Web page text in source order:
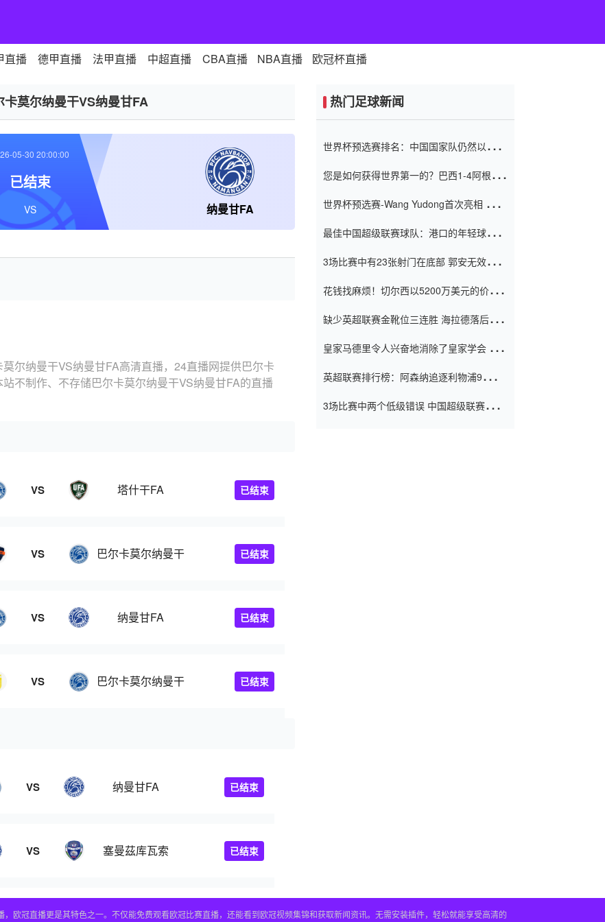
直播 德甲直播 法甲直播 中超直播 CBA直播 NBA直播 欧冠杯直播
卡莫尔纳曼干VS纳曼甘FA
纳曼甘FA
05-30 20:00:00
已结束
VS
尔纳曼干VS纳曼甘FA高清直播，24直播网提供巴尔卡
不制作、不存储巴尔卡莫尔纳曼干VS纳曼甘FA的直播
VS 塔什干FA 已结束
VS 巴尔卡莫尔纳曼干 已结束
VS 纳曼甘FA 已结束
VS 巴尔卡莫尔纳曼干 已结束
VS 纳曼甘FA 已结束
VS 塞曼茲库瓦索 已结束
热门足球新闻
世界杯预选赛排名：中国国家队仍然以6分
您是如何获得世界第一的？巴西1-4阿根
世界杯预选赛-Wang Yudong首次亮相 中国
最佳中国超级联赛球队：港口的年轻球员在
（Taishan）
3场比赛中有23张射门在底部 郭安无效传球
花钱找麻烦！切尔西以5200万美元的价格
窗口
缺少英超联赛金靴位三连胜 海拉德落后6球
皇家马德里令人兴奋地消除了皇家学会 安
英超联赛排行榜：阿森纳追逐利物浦9分 曼
3场比赛中两个低级错误 中国超级联赛的前
欧冠直播更是其特色之一。不仅能免费观看欧冠比赛直播，还能看到欧冠视频集锦和获取新闻资讯。无需安装插件，轻松就能享受高清的